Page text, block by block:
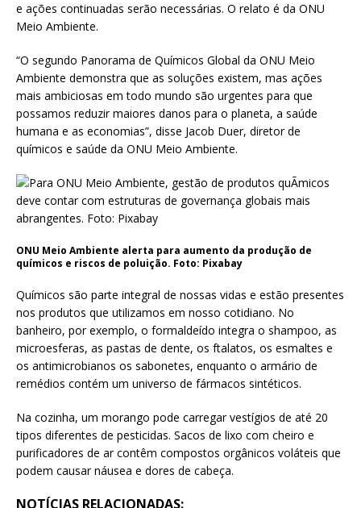
e ações continuadas serão necessárias. O relato é da ONU
Meio Ambiente.
“O segundo Panorama de Químicos Global da ONU Meio
Ambiente demonstra que as soluções existem, mas ações
mais ambiciosas em todo mundo são urgentes para que
possamos reduzir maiores danos para o planeta, a saúde
humana e as economias”, disse Jacob Duer, diretor de
químicos e saúde da ONU Meio Ambiente.
ONU Meio Ambiente alerta para aumento da produção de
químicos e riscos de poluição. Foto: Pixabay
Químicos são parte integral de nossas vidas e estão presentes
nos produtos que utilizamos em nosso cotidiano. No
banheiro, por exemplo, o formaldeído integra o shampoo, as
microesferas, as pastas de dente, os ftalatos, os esmaltes e
os antimicrobianos os sabonetes, enquanto o armário de
remédios contém um universo de fármacos sintéticos.
Na cozinha, um morango pode carregar vestígios de até 20
tipos diferentes de pesticidas. Sacos de lixo com cheiro e
purificadores de ar contêm compostos orgânicos voláteis que
podem causar náusea e dores de cabeça.
NOTÍCIAS RELACIONADAS: